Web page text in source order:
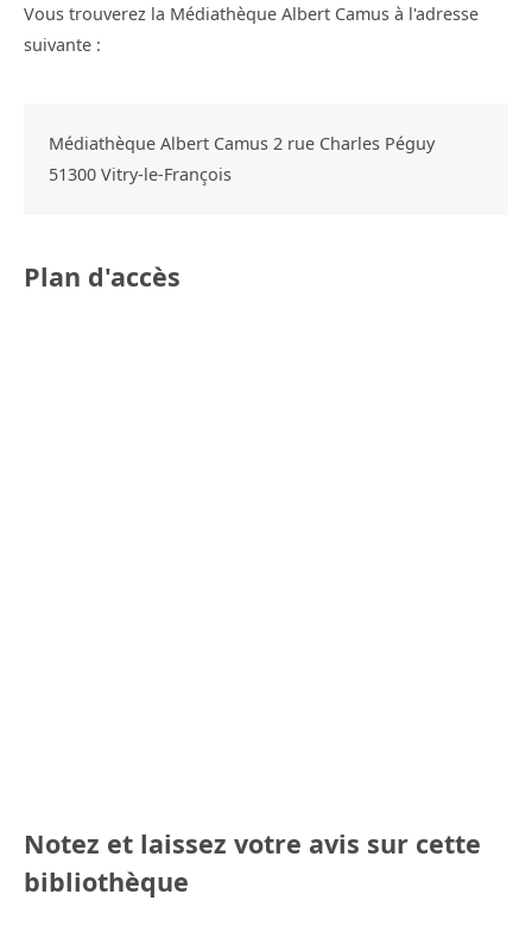
Vous trouverez la Médiathèque Albert Camus à l'adresse
suivante :
Médiathèque Albert Camus 2 rue Charles Péguy
51300 Vitry-le-François
Plan d'accès
Notez et laissez votre avis sur cette
bibliothèque